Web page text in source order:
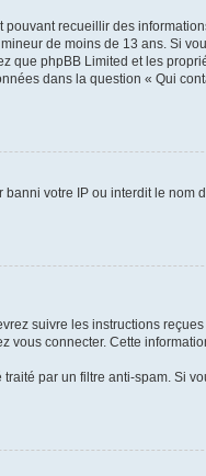
recueillir des
de moins de 13 ans. Si
que phpBB Limited et les
dans la question « Qui
votre IP ou interdit le nom
suivre les instructions
connecter. Cette
par un filtre anti-spam. Si